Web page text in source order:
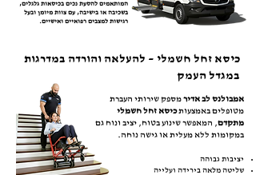
המותאמים להסעת נכים בכיסאות גלגלים,
בשכיבה או בישיבה, עם צוות מיומן ובעל
רגישות למצבים רפואיים ואישיים.
כיסא זחל חשמלי – להעלאה והורדה במדרגות
במגדל העמק
יציבות גבוהה
שליטה מלאה בירידה ועלייה
אמבולנס לב אדיר מספק שירותי העברת
מטופלים באמצעותכיסא זחל חשמלי
מתקדם, המאפשר שינוע בטוח, יציב ונוח גם
במקומות ללא מעלית או גישה נוחה.